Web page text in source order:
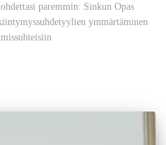
paremmin: Sinkun Opas
ymmärtäminen